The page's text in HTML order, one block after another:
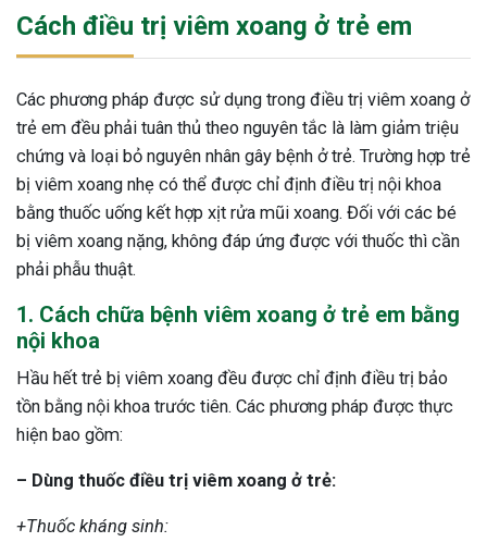
Cách điều trị viêm xoang ở trẻ em
Các phương pháp được sử dụng trong điều trị viêm xoang ở
trẻ em đều phải tuân thủ theo nguyên tắc là làm giảm triệu
chứng và loại bỏ nguyên nhân gây bệnh ở trẻ. Trường hợp trẻ
bị viêm xoang nhẹ có thể được chỉ định điều trị nội khoa
bằng thuốc uống kết hợp xịt rửa mũi xoang. Đối với các bé
bị viêm xoang nặng, không đáp ứng được với thuốc thì cần
phải phẫu thuật.
1. Cách chữa bệnh viêm xoang ở trẻ em bằng
nội khoa
Hầu hết trẻ bị viêm xoang đều được chỉ định điều trị bảo
tồn bằng nội khoa trước tiên. Các phương pháp được thực
hiện bao gồm:
– Dùng thuốc điều trị viêm xoang ở trẻ:
+Thuốc kháng sinh: